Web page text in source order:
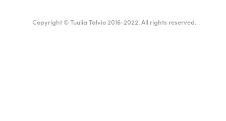
Copyright © Tuulia Talvio 2016-2022. All rights reserved.